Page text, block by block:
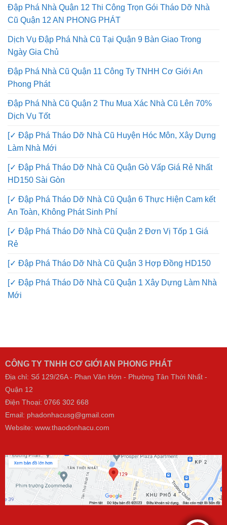
Đập Phá Nhà Quận 12 Thi Công Trọn Gói Tháo Dỡ Nhà
Cũ Quận 12 AN PHONG PHÁT
Dịch Vụ Đập Phá Nhà Cũ Tại Quận 9 Bàn Giao Trong
Ngày Gia Chủ
Đập Phá Nhà Cũ Quận 11 Công Ty TNHH Cơ Giới An
Phong Phát
Đập Phá Nhà Cũ Quận 2 Thu Mua Xác Nhà Cũ Lên 70%
[✓ Đập Phá Tháo Dỡ Nhà Cũ Huyện Hóc Môn, Xây Dựng
[✓ Đập Phá Tháo Dỡ Nhà Cũ Quận Gò Vấp Giá Rẻ Nhất
[✓ Đập Phá Tháo Dỡ Nhà Cũ Quận 6 Thực Hiện Cam kết
An Toàn, Không Phát Sinh Phí
[✓ Đập Phá Tháo Dỡ Nhà Cũ Quận 2 Đơn Vị Tốp 1 Giá
[✓ Đập Phá Tháo Dỡ Nhà Cũ Quận 3 Hợp Đồng HD150
[✓ Đập Phá Tháo Dỡ Nhà Cũ Quận 1 Xây Dựng Làm Nhà